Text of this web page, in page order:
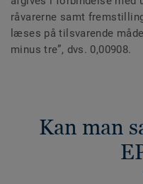
råvarerne samt
læses på tilsvarende
minus tre”, dvs. 0,00908.
Kan man